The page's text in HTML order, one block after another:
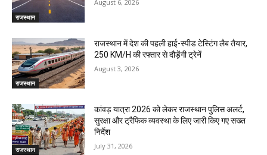
राजस्थान
August 6, 2026
राजस्थान
राजस्थान में देश की पहली हाई-स्पीड टेस्टिंग लैब तैयार,
250 KM/H की रफ्तार से दौड़ेंगी ट्रेनें
August 3, 2026
राजस्थान
कांवड़ यात्रा 2026 को लेकर राजस्थान पुलिस अलर्ट,
सुरक्षा और ट्रैफिक व्यवस्था के लिए जारी किए गए सख्त
निर्देश
July 31, 2026